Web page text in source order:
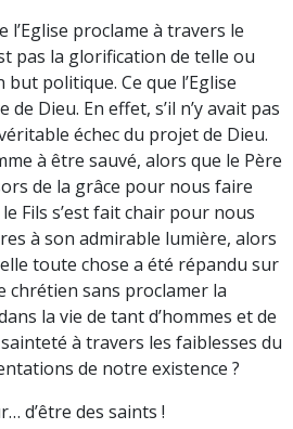
l’Eglise proclame à travers le
pas la glorification de telle ou
politique. Ce que l’Eglise
de Dieu. En effet, s’il n’y avait pas
échec du projet de Dieu.
à être sauvé, alors que le Père
de la grâce pour nous faire
Fils s’est fait chair pour nous
à son admirable lumière, alors
toute chose a été répandu sur
chrétien sans proclamer la
la vie de tant d’hommes et de
à travers les faiblesses du
de notre existence ?
d’être des saints !